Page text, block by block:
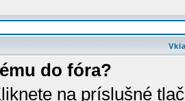
do fóra?
na príslušné